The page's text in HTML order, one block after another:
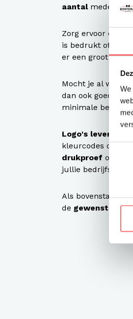
aantal
Zorg ervoor dat
is bedrukt of
er een groot deel
Mocht je al weten
dan ook goed of
minimale
Logo's lever je
kleurcodes
drukproef
jullie
Als bovenstaande
de gewenste